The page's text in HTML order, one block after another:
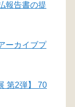
報告書の提
ーカイブプ
第2弾】 70